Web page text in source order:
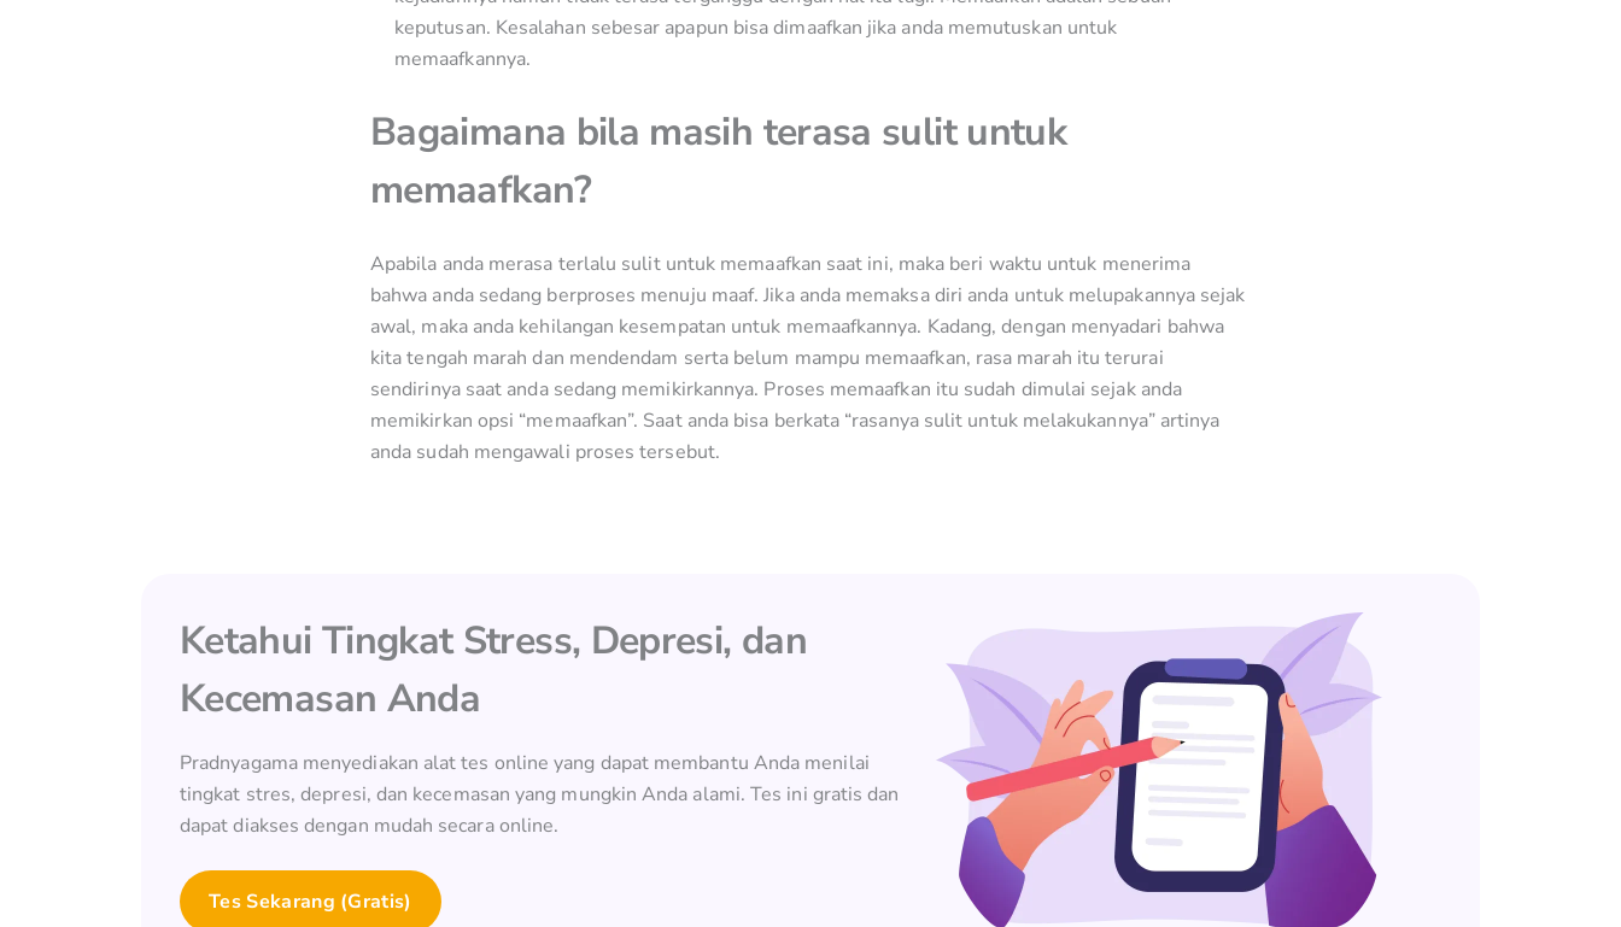
keputusan. Kesalahan sebesar apapun bisa dimaafkan jika anda memutuskan untuk
memaafkannya.
Bagaimana bila masih terasa sulit untuk
memaafkan?
Apabila anda merasa terlalu sulit untuk memaafkan saat ini, maka beri waktu untuk menerima
bahwa anda sedang berproses menuju maaf. Jika anda memaksa diri anda untuk melupakannya sejak
awal, maka anda kehilangan kesempatan untuk memaafkannya. Kadang, dengan menyadari bahwa
kita tengah marah dan mendendam serta belum mampu memaafkan, rasa marah itu terurai
sendirinya saat anda sedang memikirkannya. Proses memaafkan itu sudah dimulai sejak anda
memikirkan opsi “memaafkan”. Saat anda bisa berkata “rasanya sulit untuk melakukannya” artinya
anda sudah mengawali proses tersebut.
Ketahui Tingkat Stress, Depresi, dan
Kecemasan Anda
Pradnyagama menyediakan alat tes online yang dapat membantu Anda menilai
tingkat stres, depresi, dan kecemasan yang mungkin Anda alami. Tes ini gratis dan
dapat diakses dengan mudah secara online.
Tes Sekarang (Gratis)